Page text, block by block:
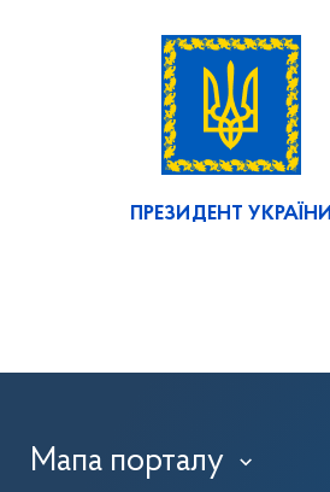
ПРЕЗИДЕНТ УКРАЇНИ
Мапа порталу ›